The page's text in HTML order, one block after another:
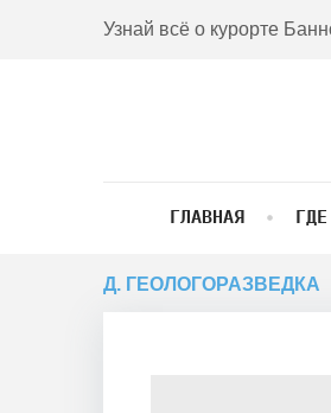
Узнай всё о курорте
ГЛАВНАЯ
Д. ГЕОЛОГОРАЗВЕДКА